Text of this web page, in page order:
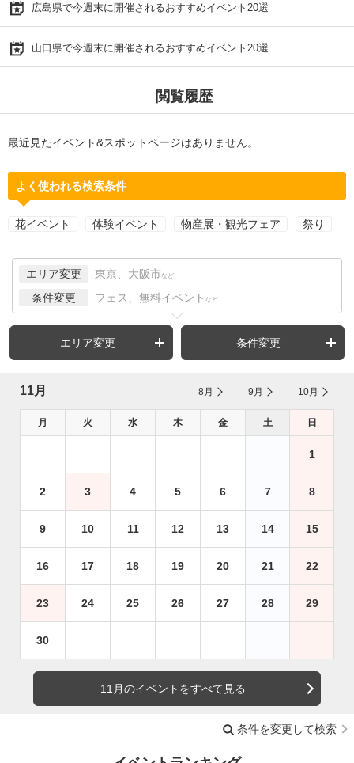
広島県で今週末に開催されるおすすめイベント20選
山口県で今週末に開催されるおすすめイベント20選
閲覧履歴
最近見たイベント&スポットページはありません。
よく使われる検索条件
花イベント 体験イベント 物産展・観光フェア 祭り
エリア変更 東京、大阪市 など
条件変更 フェス、無料イベント など
エリア変更 条件変更
11月 8月 9月 10月
月 火 水 木 金 土 日
1
2 3 4 5 6 7 8
9 10 11 12 13 14 15
16 17 18 19 20 21 22
23 24 25 26 27 28 29
30
11月のイベントをすべて見る
条件を変更して検索